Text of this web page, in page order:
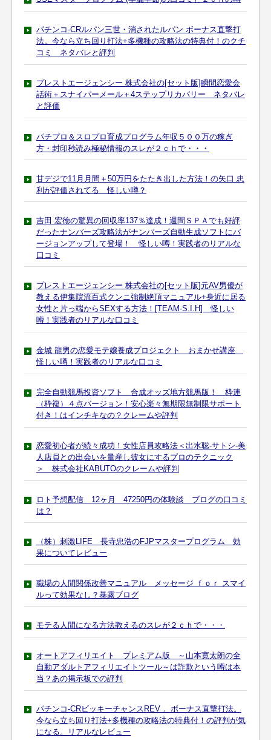
パチンコ-CRルパン三世・消されたルパン ボーナス直撃打
法。今なら立ち回り打法+多機種の攻略法の特典付！のクチ
コミ ネタバレと評判
プレストエージェンシー 株式会社の[セット版]瞬間恋愛会
話術＋スナイパーメール＋4ステップリカバリー ネタバレ
と評価
パチプロ＆スロプロ育成プログラム年収５００万の稼ぎ
方・封印秒読み極秘情報のスレが２ｃｈで・・・
甘デジで11月月間＋50万円をたたき出した方法！の矢口 忠
利が評価されてる 怪しい噂？
吉田 宏徳の驚異の回収率137％達成！週間ＳＰＡでも好評
だったナンバーズ攻略法がナンバーズ自動生成ソフトにバ
ージョンアップして登場！ 怪しい噂！実践者のリアルな
口コミ
プレストエージェンシー 株式会社の[セット版]元AV男優が
教える伊集院流百式クンニ強制絶頂マニュアル+身近に居る
女性と片っ端からSEXする方法！[TEAM-S.I.H] 怪しい
噂！実践者のリアルな口コミ
金城 龍男の恋愛モテ嬢養成プロジェクト おまかせ講座
怪しい噂！実践者のリアルな口コミ
完全自動競馬投資ソフト 合成オッズ地方競馬版！ 枠連
（枠複）４点バージョン！安心楽々無期限無制限サポート
付き！はインチキなの？クレームや評判
恋愛初心者が続々成功！女性店員攻略法＜出水聡-サトシ-美
人店員との出会いを量産し彼女にするプロのテクニック
＞ 株式会社KABUTOのクレームや評判
ロト予想配信 12ヶ月 47250円の体験談 ブログの口コミ
は？
（株）刺激LIFE 長寺忠浩のFJPマスタープログラム 効
果についてレビュー
職場の人間関係改善マニュアル メッセージ ｆｏｒ スマイ
ルって効果なし？暴露ブログ
モテる人間になる方法教えるのスレが２ｃｈで・・・
オートアフィリエイト プレミアム版 ～山本寛太朗の全
自動アダルトアフィリエイトツール～は詐欺という噂は本
当？あの掲示板での評判
パチンコ-CRビッキーチャンスREV． ボーナス直撃打法。
今なら立ち回り打法+多機種の攻略法の特典付！の評判が気
になる。リアルなレビュー